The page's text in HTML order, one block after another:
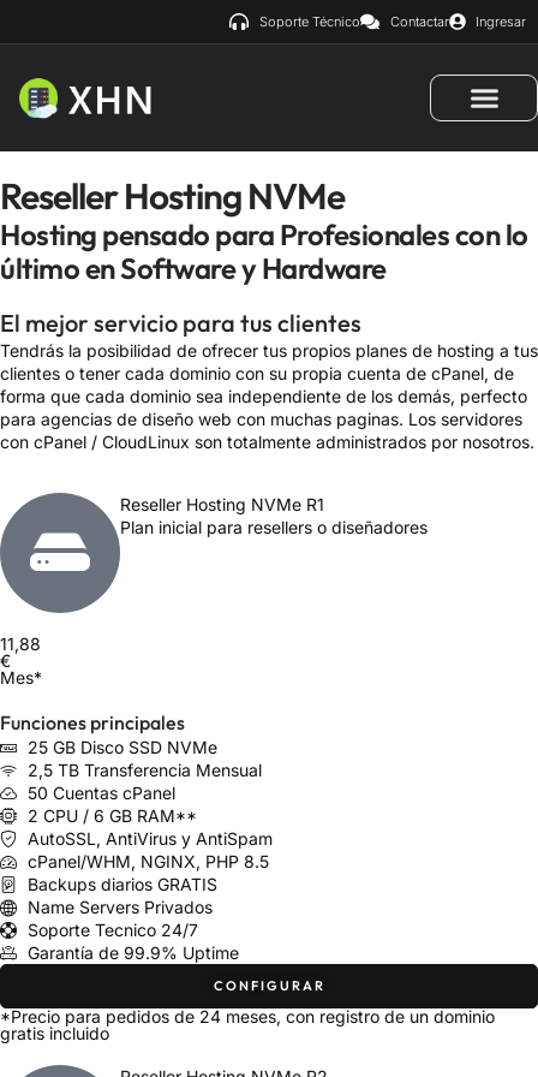
Ingresar
Soporte Técnico Contactar
Reseller Hosting NVMe
Hosting pensado para Profesionales con lo
último en Software y Hardware
El mejor servicio para tus clientes
Tendrás la posibilidad de ofrecer tus propios planes de hosting a tus
clientes o tener cada dominio con su propia cuenta de cPanel, de
forma que cada dominio sea independiente de los demás, perfecto
para agencias de diseño web con muchas paginas. Los servidores
con cPanel / CloudLinux son totalmente administrados por nosotros.
Reseller Hosting NVMe R1
Plan inicial para resellers o diseñadores
11,88
€
Mes*
Funciones principales
25 GB Disco SSD NVMe
2,5 TB Transferencia Mensual
50 Cuentas cPanel
2 CPU / 6 GB RAM**
AutoSSL, AntiVirus y AntiSpam
cPanel/WHM, NGINX, PHP 8.5
Backups diarios GRATIS
Name Servers Privados
Soporte Tecnico 24/7
Garantía de 99.9% Uptime
CONFIGURAR
*Precio para pedidos de 24 meses, con registro de un dominio
gratis incluido